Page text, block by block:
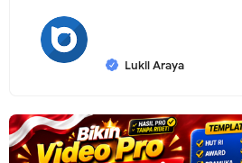
Lukil Araya